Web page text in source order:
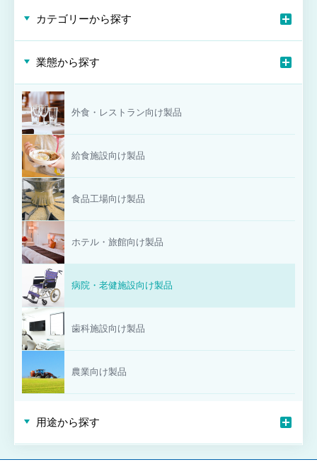
カテゴリーから探す
業態から探す
外食・レストラン向け製品
給食施設向け製品
食品工場向け製品
ホテル・旅館向け製品
病院・老健施設向け製品
歯科施設向け製品
農業向け製品
用途から探す